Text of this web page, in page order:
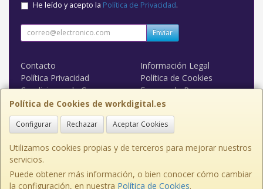
Política de Cookies de workdigital.es
Configurar Rechazar Aceptar Cookies
Utilizamos cookies propias y de terceros para mejorar nuestros
servicios.
Puede obtener más información, o bien conocer cómo cambiar
la configuración, en nuestra Política de Cookies.
He leído y acepto la Política de Privacidad.
Enviar
Contacto
Información Legal
Política Privacidad
Política de Cookies
Condiciones de Compra
Formas de Pago
WORK DIGITAL
Contacto
admin@workdigital.es